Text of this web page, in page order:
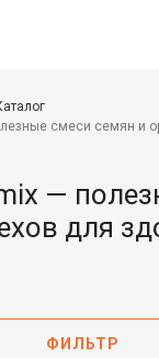
смеси семян и
—
для
ФИЛЬТР